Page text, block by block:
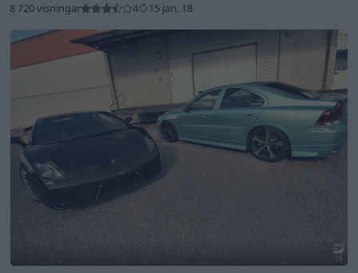
8 720 visningar 4 15 jan. 18
16